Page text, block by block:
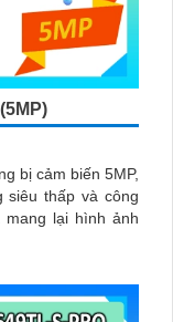
bị cảm biến 5MP,
mang lại hình ảnh